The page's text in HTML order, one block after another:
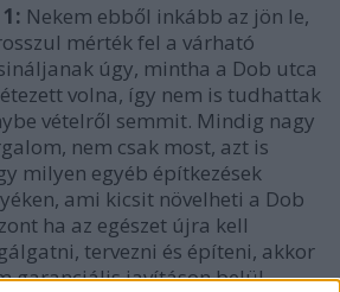
Nekem ebből inkább az jön le,
mérték fel a várható
úgy, mintha a Dob utca
volna, így nem is tudhattak
vételről semmit. Mindig nagy
nem csak most, azt is
milyen egyéb építkezések
ami kicsit növelheti a Dob
ha az egészet újra kell
tervezni és építeni, akkor
garanciális javításon belül